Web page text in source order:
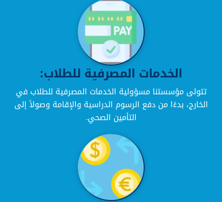
الخدمات المصرفية للطلاب:
تتولى مؤسستنا مسؤولية الخدمات المصرفية للطلاب في
الخارج، بدءًا من دفع الرسوم الدراسية والإقامة وصولاً إلى
التأمين الصحي.